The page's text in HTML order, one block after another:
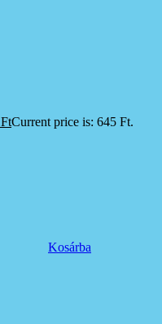
FtCurrent price is: 645 Ft.
Kosárba